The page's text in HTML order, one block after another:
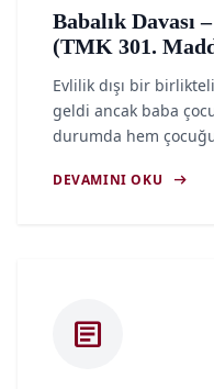
Babalık Davası
(TMK 301.
Evlilik dışı bir
geldi ancak baba
durumda hem
DEVAMINI OKU arrow_right_alt
article